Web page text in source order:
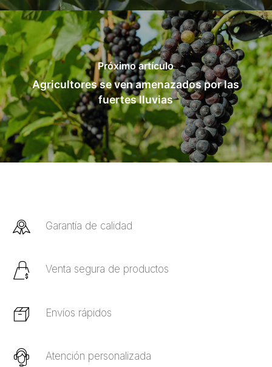
Próximo artículo
Agricultores se ven amenazados por las
fuertes lluvias
Garantía de calidad
Venta segura de productos
Envíos rápidos
Atención personalizada